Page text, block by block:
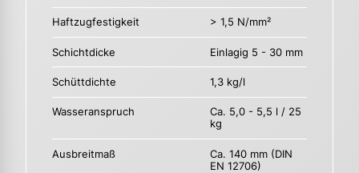
Haftzugfestigkeit > 1,5 N/mm²
Schichtdicke Einlagig 5 - 30 mm
Schüttdichte 1,3 kg/l
Wasseranspruch
Ca. 5,0 - 5,5 l / 25
kg
Ausbreitmaß
Ca. 140 mm (DIN
EN 12706)